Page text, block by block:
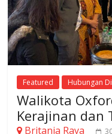
Featured Hubungan
Walikota
Kerajinan dan
Britania Raya